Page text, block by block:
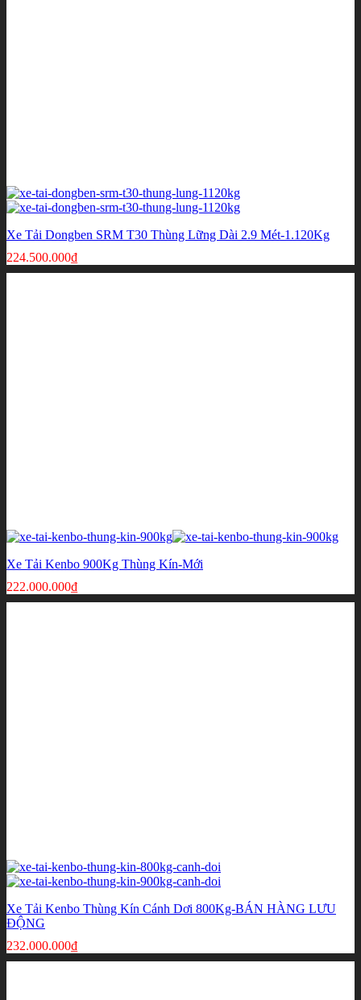
Xe Tải Dongben SRM T30 Thùng Lững Dài 2.9 Mét-1.120Kg
224.500.000₫
Xe Tải Kenbo 900Kg Thùng Kín-Mới
222.000.000₫
Xe Tải Kenbo Thùng Kín Cánh Dơi 800Kg-BÁN HÀNG LƯU
ĐỘNG
232.000.000₫